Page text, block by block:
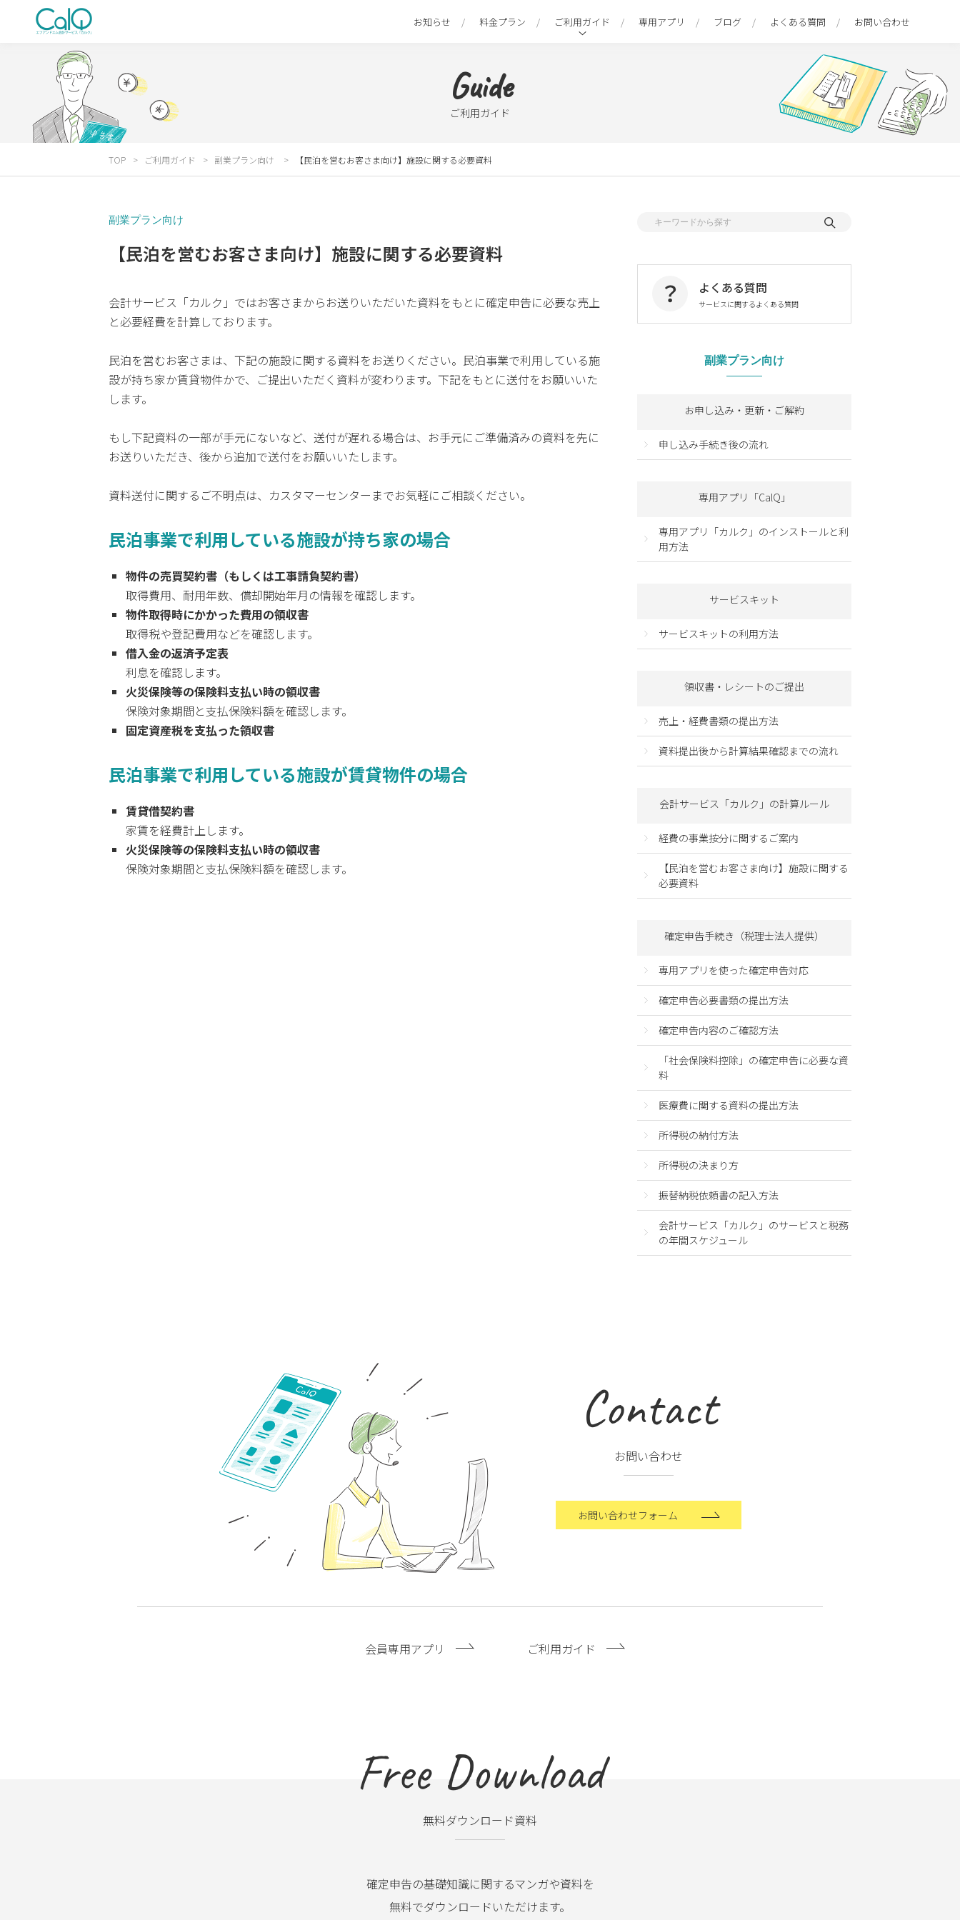
お知らせ 料金プラン ご利用ガイド 専用アプリ ブログ よくある質問 お問い合わせ
Guide
ご利用ガイド
TOP ご利用ガイド 副業プラン向け 【民泊を営むお客さま向け】施設に関する必要資料
副業プラン向け
【民泊を営むお客さま向け】施設に関する必要資料
会計サービス「カルク」ではお客さまからお送りいただいた資料をもとに確定申告に必要な売上
と必要経費を計算しております。
民泊を営むお客さまは、下記の施設に関する資料をお送りください。民泊事業で利用している施
設が持ち家か賃貸物件かで、ご提出いただく資料が変わります。下記をもとに送付をお願いいた
します。
もし下記資料の一部が手元にないなど、送付が遅れる場合は、お手元にご準備済みの資料を先に
お送りいただき、後から追加で送付をお願いいたします。
資料送付に関するご不明点は、カスタマーセンターまでお気軽にご相談ください。
民泊事業で利用している施設が持ち家の場合
物件の売買契約書（もしくは工事請負契約書）
取得費用、耐用年数、償却開始年月の情報を確認します。
物件取得時にかかった費用の領収書
取得税や登記費用などを確認します。
借入金の返済予定表
利息を確認します。
火災保険等の保険料支払い時の領収書
保険対象期間と支払保険料額を確認します。
固定資産税を支払った領収書
民泊事業で利用している施設が賃貸物件の場合
賃貸借契約書
家賃を経費計上します。
火災保険等の保険料支払い時の領収書
保険対象期間と支払保険料額を確認します。
よくある質問
サービスに関するよくある質問
副業プラン向け
お申し込み・更新・ご解約
申し込み手続き後の流れ
専用アプリ「CalQ」
専用アプリ「カルク」のインストールと利
用方法
サービスキット
サービスキットの利用方法
領収書・レシートのご提出
売上・経費書類の提出方法
資料提出後から計算結果確認までの流れ
会計サービス「カルク」の計算ルール
経費の事業按分に関するご案内
【民泊を営むお客さま向け】施設に関する
必要資料
確定申告手続き（税理士法人提供）
専用アプリを使った確定申告対応
確定申告必要書類の提出方法
確定申告内容のご確認方法
「社会保険料控除」の確定申告に必要な資
料
医療費に関する資料の提出方法
所得税の納付方法
所得税の決まり方
振替納税依頼書の記入方法
会計サービス「カルク」のサービスと税務
の年間スケジュール
Contact
お問い合わせ
お問い合わせフォーム
会員専用アプリ ご利用ガイド
Free Download
無料ダウンロード資料
確定申告の基礎知識に関するマンガや資料を
無料でダウンロードいただけます。